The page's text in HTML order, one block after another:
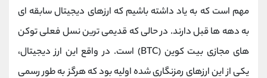
مهم است که به یاد داشته باشیم که ارزهای دیجیتال سابقه ای
به دهه ها قبل دارند. در حالی که قدیمی ترین نسل فعلی توکن
های مجازی بیت کوین (BTC) است. در واقع این ارز دیجیتال،
یکی از این ارزهای رمزنگاری شده اولیه بود که هرگز به طور رسمی